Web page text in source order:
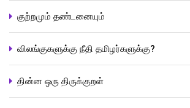
குற்றமும் தண்டனையும்
விலங்குகளுக்கு நீதி தமிழர்களுக்கு?
தின்ன ஒரு திருக்குறள்